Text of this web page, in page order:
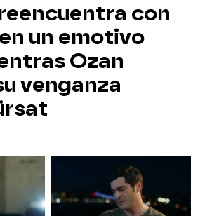
con
un emotivo
Ozan
venganza